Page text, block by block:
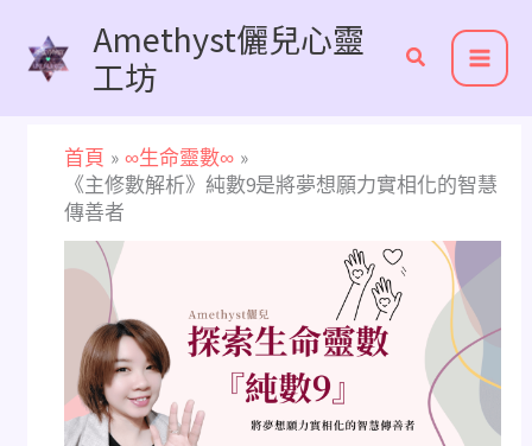
Amethyst儷兒心靈
工坊
首頁
∞生命靈數∞
《主修數解析》純數9是將夢想願力實相化的智慧
傳善者